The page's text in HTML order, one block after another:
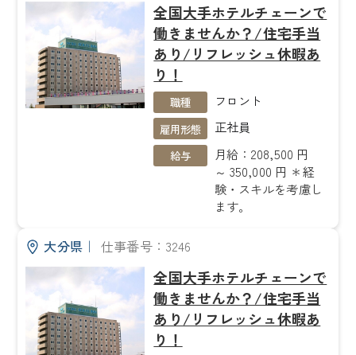
全国大手ホテルチェーンで
働きませんか？/住宅手当
あり/リフレッシュ休暇あ
り！
職種 フロント
雇用形態 正社員
給与
月給：208,500 円
～ 350,000 円 ＊経
験・スキルを考慮し
ます。
大分県｜ 仕事番号：3246
全国大手ホテルチェーンで
働きませんか？/住宅手当
あり/リフレッシュ休暇あ
り！